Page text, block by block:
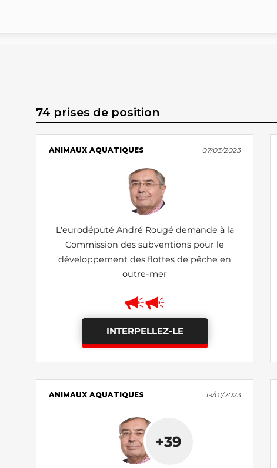
74 prises de position
ANIMAUX AQUATIQUES 07/03/2023
L'eurodéputé André Rougé demande à la
Commission des subventions pour le
développement des flottes de pêche en
outre-mer
INTERPELLEZ-LE
ANIMAUX AQUATIQUES 19/01/2023
+39